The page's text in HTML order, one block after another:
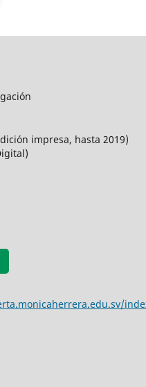
impresa, hasta 2019)